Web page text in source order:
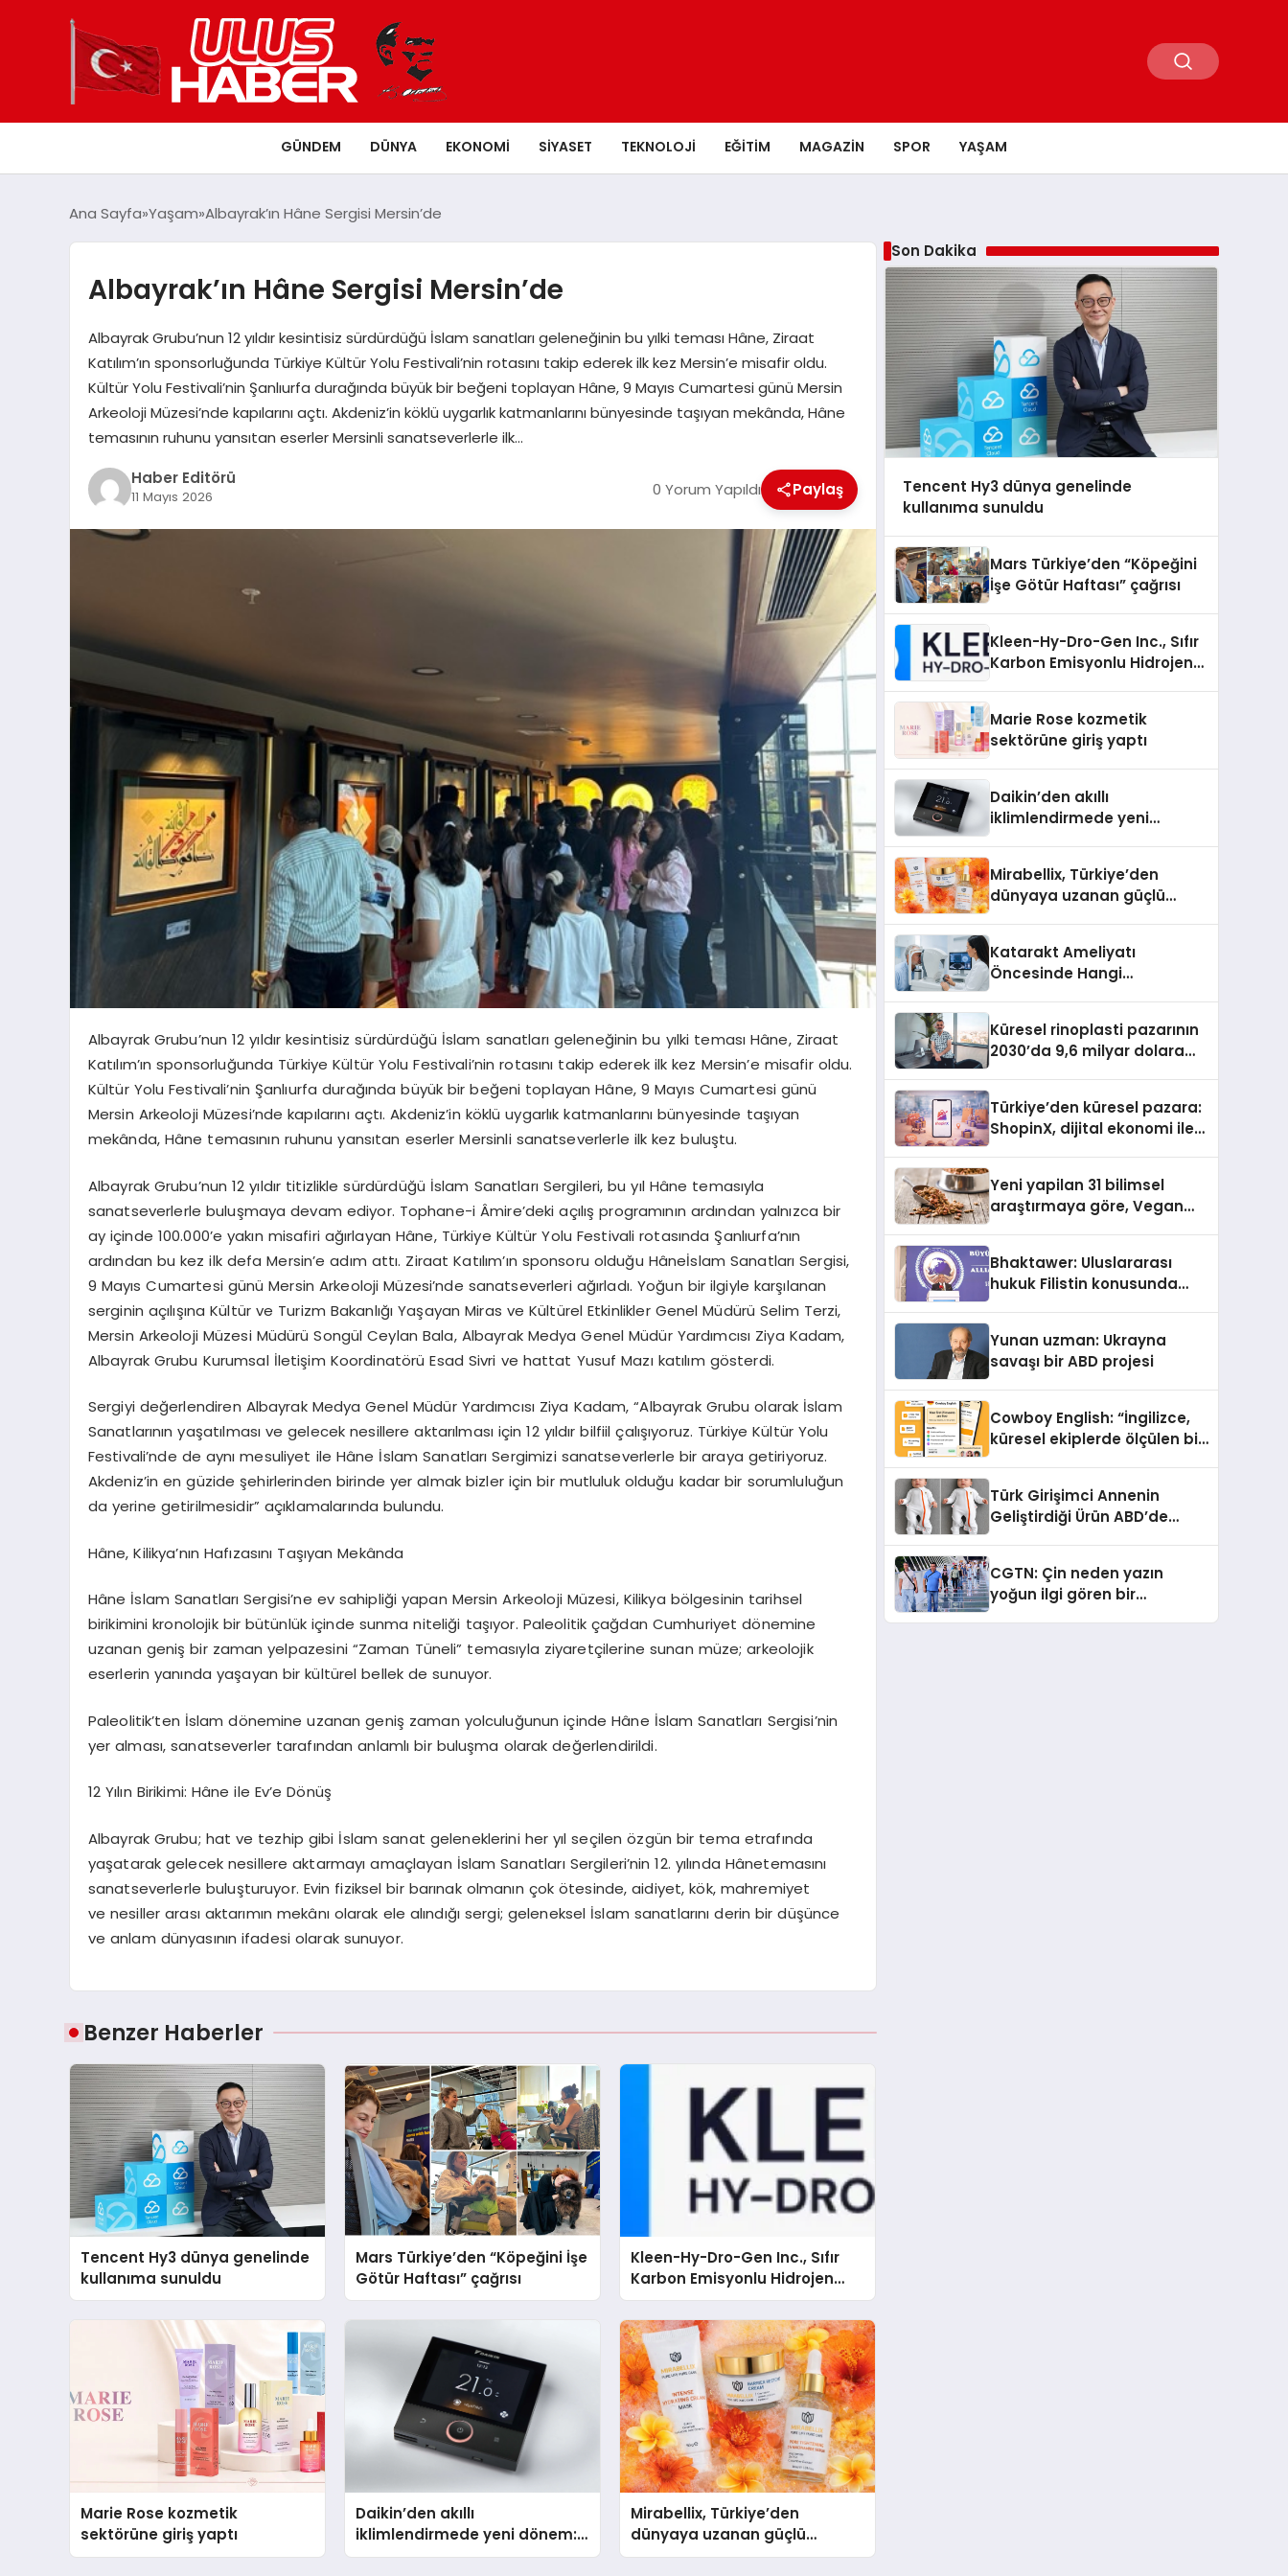
GÜNDEM DÜNYA EKONOMI SIYASET TEKNOLOJI EĞITIM MAGAZIN SPOR YAŞAM
Ana Sayfa Yaşam Albayrak’ın Hâne Sergisi Mersin’de
Albayrak’ın Hâne Sergisi Mersin’de
Albayrak Grubu’nun 12 yıldır kesintisiz sürdürdüğü İslam sanatları geleneğinin bu yılki teması Hâne, Ziraat
Katılım’ın sponsorluğunda Türkiye Kültür Yolu Festivali’nin rotasını takip ederek ilk kez Mersin’e misafir oldu.
Kültür Yolu Festivali’nin Şanlıurfa durağında büyük bir beğeni toplayan Hâne, 9 Mayıs Cumartesi günü Mersin
Arkeoloji Müzesi’nde kapılarını açtı. Akdeniz’in köklü uygarlık katmanlarını bünyesinde taşıyan mekânda, Hâne
temasının ruhunu yansıtan eserler Mersinli sanatseverlerle ilk…
Haber Editörü
11 Mayıs 2026 0 Yorum Yapıldı Paylaş
Albayrak Grubu’nun 12 yıldır kesintisiz sürdürdüğü İslam sanatları geleneğinin bu yılki teması Hâne, Ziraat
Katılım’ın sponsorluğunda Türkiye Kültür Yolu Festivali’nin rotasını takip ederek ilk kez Mersin’e misafir oldu.
Kültür Yolu Festivali’nin Şanlıurfa durağında büyük bir beğeni toplayanHâne, 9 Mayıs Cumartesi günü
Mersin Arkeoloji Müzesi’nde kapılarını açtı. Akdeniz’in köklü uygarlık katmanlarını bünyesinde taşıyan
mekânda, Hâne temasının ruhunu yansıtan eserler Mersinli sanatseverlerle ilk kez buluştu.
Albayrak Grubu’nun 12 yıldır titizlikle sürdürdüğü İslam Sanatları Sergileri, bu yıl Hâne temasıyla
sanatseverlerle buluşmaya devam ediyor. Tophane-i Âmire’deki açılış programının ardından yalnızca bir
ay içinde 100.000’e yakın misafiri ağırlayan Hâne, Türkiye Kültür Yolu Festivali rotasında Şanlıurfa’nın
ardından bu kez ilk defa Mersin’e adım attı. ZiraatKatılım’ın sponsoru olduğu Hâneİslam Sanatları Sergisi,
9 Mayıs Cumartesi günü Mersin Arkeoloji Müzesi’nde sanatseverleri ağırladı. Yoğun bir ilgiyle karşılanan
serginin açılışına Kültür ve Turizm Bakanlığı Yaşayan Miras ve Kültürel Etkinlikler Genel Müdürü Selim Terzi,
Mersin Arkeoloji Müzesi Müdürü Songül Ceylan Bala, Albayrak Medya Genel Müdür Yardımcısı Ziya Kadam,
Albayrak Grubu Kurumsal İletişim Koordinatörü Esad Sivri ve hattat Yusuf Mazı katılım gösterdi.
Sergiyi değerlendiren Albayrak Medya Genel Müdür Yardımcısı Ziya Kadam, “Albayrak Grubu olarak İslam
Sanatlarının yaşatılması ve gelecek nesillere aktarılması için 12 yıldır bilfiil çalışıyoruz. Türkiye Kültür Yolu
Festivali’nde de aynı mesuliyet ile Hâne İslam Sanatları Sergimizi sanatseverlerle bir araya getiriyoruz.
Akdeniz’in en güzide şehirlerinden birinde yer almak bizler için bir mutluluk olduğu kadar bir sorumluluğun
da yerine getirilmesidir” açıklamalarında bulundu.
Hâne, Kilikya’nın Hafızasını Taşıyan Mekânda
Hâne İslam Sanatları Sergisi’ne ev sahipliği yapan Mersin Arkeoloji Müzesi, Kilikya bölgesinin tarihsel
birikimini kronolojik bir bütünlük içinde sunma niteliği taşıyor. Paleolitik çağdan Cumhuriyet dönemine
uzanan geniş bir zaman yelpazesini “Zaman Tüneli” temasıyla ziyaretçilerine sunan müze; arkeolojik
eserlerin yanında yaşayan bir kültürel bellek de sunuyor.
Paleolitik’ten İslam dönemine uzanan geniş zaman yolculuğunun içindeHâne İslam Sanatları Sergisi’nin
yer alması, sanatseverler tarafından anlamlı bir buluşma olarak değerlendirildi.
12 Yılın Birikimi: Hâne ile Ev’e Dönüş
Albayrak Grubu; hat ve tezhip gibi İslam sanat geleneklerini her yıl seçilen özgün bir tema etrafında
yaşatarak gelecek nesillere aktarmayı amaçlayan İslam Sanatları Sergileri’nin 12. yılında Hânetemasını
sanatseverlerle buluşturuyor. Evin fiziksel bir barınak olmanın çok ötesinde, aidiyet, kök, mahremiyet
ve nesiller arası aktarımın mekânı olarak ele alındığı sergi; geleneksel İslam sanatlarını derin bir düşünce
ve anlam dünyasının ifadesi olarak sunuyor.
Benzer Haberler
Tencent Hy3 dünya genelinde
kullanıma sunuldu
Mars Türkiye’den “Köpeğini İşe
Götür Haftası” çağrısı
Kleen-Hy-Dro-Gen Inc., Sıfır
Karbon Emisyonlu Hidrojen
Isıtma Teknolojisinde ISO ve
TSSA Düzenleyici Onaylarını
Aldı
Marie Rose kozmetik
sektörüne giriş yaptı
Daikin’den akıllı
iklimlendirmede yeni dönem:
Madoka Plus Türkiye’de
Mirabellix, Türkiye’den
dünyaya uzanan güçlü
büyümesini sürdürüyor
Son Dakika
Tencent Hy3 dünya genelinde
kullanıma sunuldu
Mars Türkiye’den “Köpeğini
İşe Götür Haftası” çağrısı
Kleen-Hy-Dro-Gen Inc., Sıfır
Karbon Emisyonlu Hidrojen
Aldı
Marie Rose kozmetik
sektörüne giriş yaptı
Daikin’den akıllı
iklimlendirmede yeni
Mirabellix, Türkiye’den
dünyaya uzanan güçlü
Katarakt Ameliyatı
Öncesinde Hangi
Küresel rinoplasti pazarının
2030’da 9,6 milyar dolara
Türkiye’den küresel pazara:
ShopinX, dijital ekonomi ile
Yeni yapilan 31 bilimsel
araştırmaya göre, Vegan
Sindirildiğini Ortaya Koydu
Bhaktawer: Uluslararası
hukuk Filistin konusunda
Yunan uzman: Ukrayna
savaşı bir ABD projesi
Cowboy English: “İngilizce,
küresel ekiplerde ölçülen bir
Türk Girişimci Annenin
Geliştirdiği Ürün ABD’de
Açısı Getiriyor.
CGTN: Çin neden yazın
yoğun ilgi gören bir